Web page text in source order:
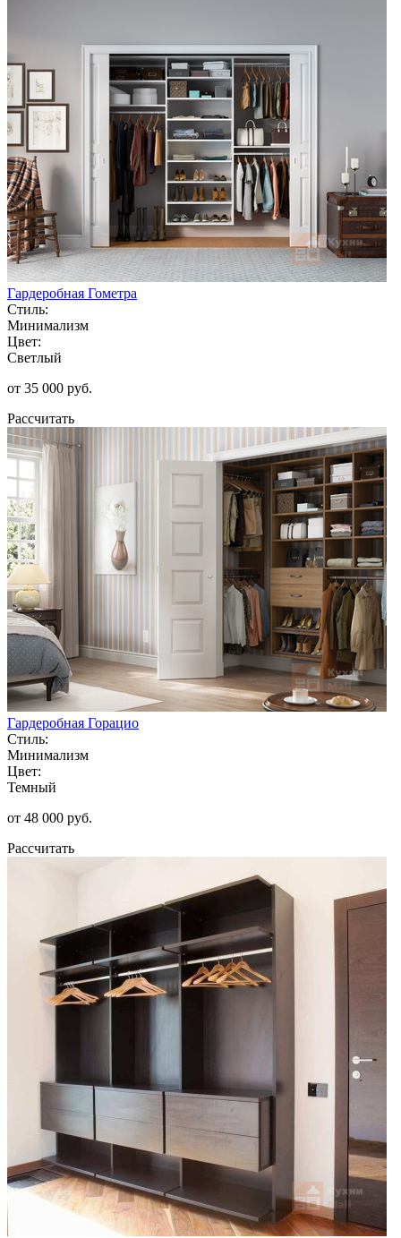
Гардеробная Гометра
Стиль:
Минимализм
Цвет:
Светлый
от 35 000 руб.
Рассчитать
Гардеробная Горацио
Стиль:
Минимализм
Цвет:
Темный
от 48 000 руб.
Рассчитать